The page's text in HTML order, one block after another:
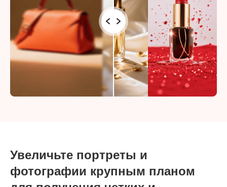
Увеличьте портреты и
фотографии крупным планом